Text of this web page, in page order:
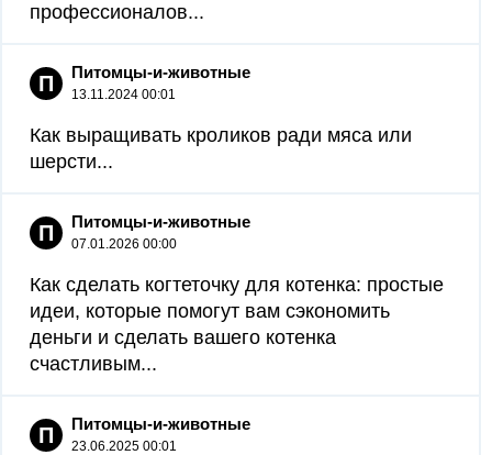
профессионалов...
П Питомцы-и-животные
13.11.2024 00:01
Как выращивать кроликов ради мяса или
шерсти...
П Питомцы-и-животные
07.01.2026 00:00
Как сделать когтеточку для котенка: простые
идеи, которые помогут вам сэкономить
деньги и сделать вашего котенка
счастливым...
П Питомцы-и-животные
23.06.2025 00:01